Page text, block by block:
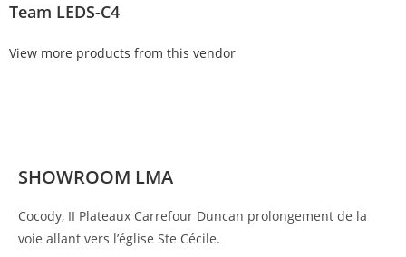
Team LEDS-C4
View more products from this vendor
SHOWROOM LMA
Cocody, II Plateaux Carrefour Duncan prolongement de la
voie allant vers l’église Ste Cécile.